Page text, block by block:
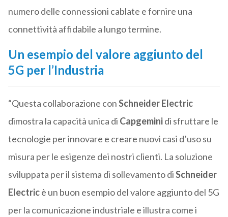
numero delle connessioni cablate e fornire una
connettività affidabile a lungo termine.
Un esempio del valore aggiunto del
5G per l’Industria
“Questa collaborazione conSchneider Electric
dimostra la capacità unica di Capgeminidi sfruttare le
tecnologie per innovare e creare nuovi casi d’uso su
misura per le esigenze dei nostri clienti. La soluzione
sviluppata per il sistema di sollevamento diSchneider
Electricè un buon esempio del valore aggiunto del 5G
per la comunicazione industriale e illustra come i